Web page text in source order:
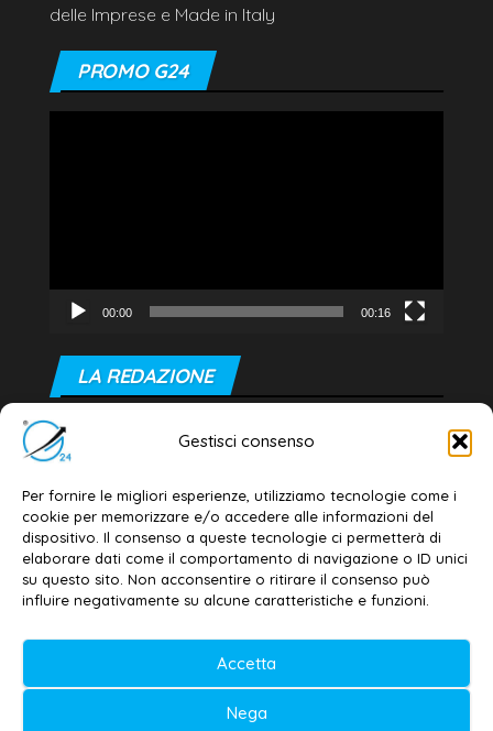
Gestisci consenso
Per fornire le migliori esperienze, utilizziamo tecnologie come i
cookie per memorizzare e/o accedere alle informazioni del
dispositivo. Il consenso a queste tecnologie ci permetterà di
elaborare dati come il comportamento di navigazione o ID unici
su questo sito. Non acconsentire o ritirare il consenso può
influire negativamente su alcune caratteristiche e funzioni.
Accetta
Nega
delle Imprese e Made in Italy
PROMO G24
00:00 00:16
LA REDAZIONE
Editore e direttore responsabile:
Dott. Daniele G. Masciullo
Email: redazione@galatina24.it
Contatti –Disclaimer
Privacy policy –Cookie policy
Testata iscritta al n. 11/2020 Registro della
Stampa Tribunale di Lecce